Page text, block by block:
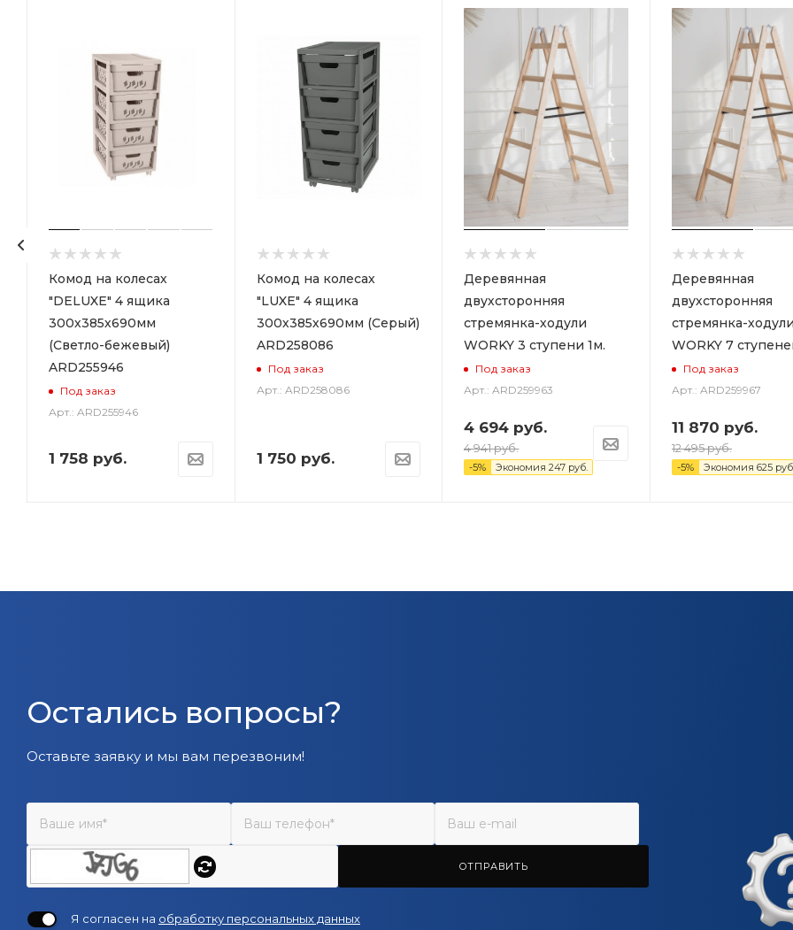
Комод на колесах
"DELUXE" 4 ящика
300х385х690мм
(Светло-бежевый)
ARD255946
Под заказ
Арт.: ARD255946
1 758 руб.
Комод на колесах
"LUXE" 4 ящика
300х385х690мм (Серый)
ARD258086
Под заказ
Арт.: ARD258086
1 750 руб.
Деревянная
двухсторонняя
стремянка-ходули
WORKY 3 ступени 1м.
Под заказ
Арт.: ARD259963
4 694 руб.
4 941руб.
-5% Экономия 247 руб.
Деревянная
двухсторонняя
стремянка-ходули
WORKY 7
Под заказ
Арт.: ARD259967
11 870 руб.
12 495руб.
-5% Экономия 625
Остались вопросы?
Оставьте заявку и мы вам перезвоним!
ОТПРАВИТЬ
Я согласен на обработку персональных данных